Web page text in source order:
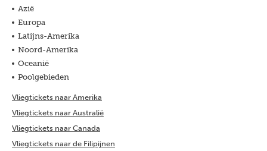
Azië
Europa
Latijns-Amerika
Noord-Amerika
Oceanië
Poolgebieden
Vliegtickets naar Amerika
Vliegtickets naar Australië
Vliegtickets naar Canada
Vliegtickets naar de Filipijnen